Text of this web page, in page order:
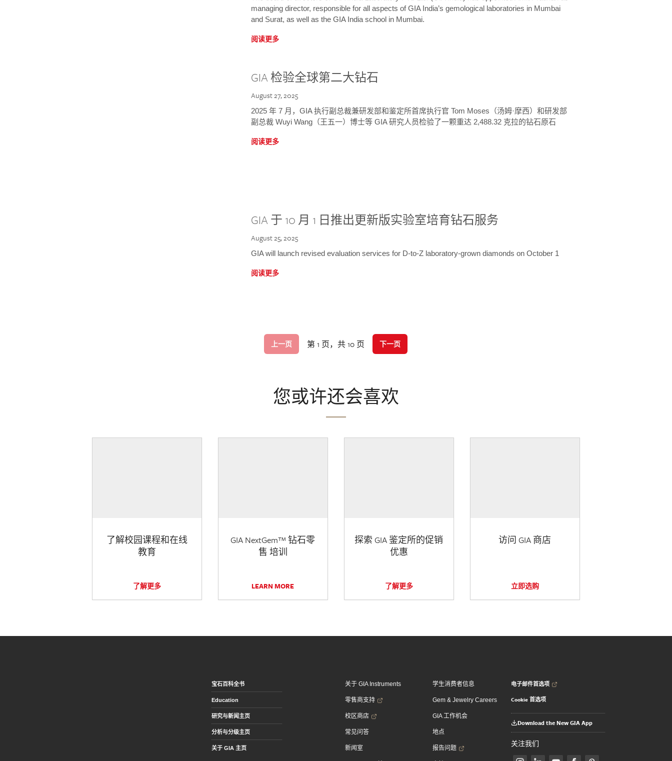
managing director, responsible for all aspects of GIA India’s gemological laboratories in Mumbai
and Surat, as well as the GIA India school in Mumbai.
阅读更多
GIA 检验全球第二大钻石
August 27, 2025
2025 年 7 月，GIA 执行副总裁兼研发部和鉴定所首席执行官 Tom Moses（汤姆·摩西）和研发部
副总裁 Wuyi Wang（王五一）博士等 GIA 研究人员检验了一颗重达 2,488.32 克拉的钻石原石
阅读更多
GIA 于 10 月 1 日推出更新版实验室培育钻石服务
August 25, 2025
GIA will launch revised evaluation services for D-to-Z laboratory-grown diamonds on October 1
阅读更多
上一页 第 1 页，共 10 页 下一页
您或许还会喜欢
了解校园课程和在线
教育
了解更多
GIA NextGem™ 钻石零
售 培训
LEARN MORE
探索 GIA 鉴定所的促销
优惠
了解更多
访问 GIA 商店
立即选购
宝石百科全书
Education
研究与新闻主页
分析与分级主页
关于 GIA 主页
关于 GIA Instruments
零售商支持
校区商店
常见问答
新闻室
学生消费者信息
Gem & Jewelry Careers
GIA 工作机会
地点
报告问题
电子邮件首选项
Cookie 首选项
Download the New GIA App
关注我们